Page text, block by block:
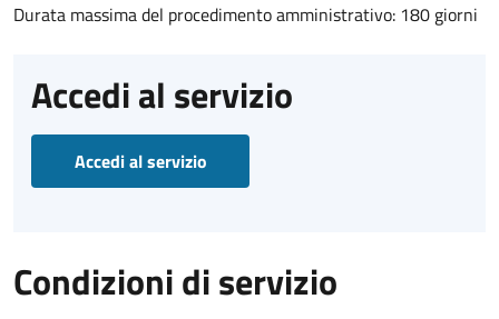
Durata massima del procedimento amministrativo: 180 giorni
Accedi al servizio
Accedi al servizio
Condizioni di servizio